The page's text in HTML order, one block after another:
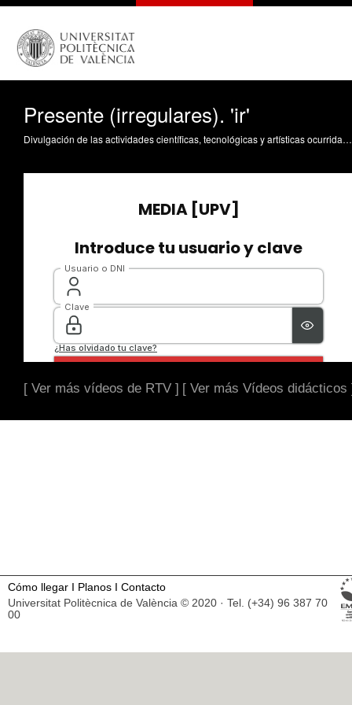
Presente (irregulares). 'ir'
Divulgación de las actividades científicas, tecnológicas y artísticas ocurridas en los tres campus de la UPV
[ Ver más vídeos de RTV ] [ Ver más Vídeos didácticos
Cómo llegar I Planos I Contacto
Universitat Politècnica de València © 2020 · Tel. (+34) 96 387 70
00